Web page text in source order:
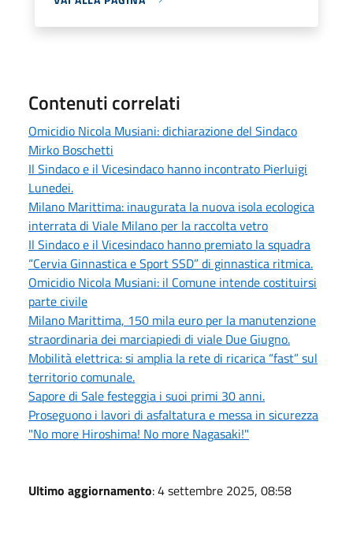
Contenuti correlati
Omicidio Nicola Musiani: dichiarazione del Sindaco
Mirko Boschetti
Il Sindaco e il Vicesindaco hanno incontrato Pierluigi
Lunedei.
Milano Marittima: inaugurata la nuova isola ecologica
interrata di Viale Milano per la raccolta vetro
Il Sindaco e il Vicesindaco hanno premiato la squadra
“Cervia Ginnastica e Sport SSD” di ginnastica ritmica.
Omicidio Nicola Musiani: il Comune intende costituirsi
parte civile
Milano Marittima, 150 mila euro per la manutenzione
straordinaria dei marciapiedi di viale Due Giugno.
Mobilità elettrica: si amplia la rete di ricarica “fast” sul
territorio comunale.
Sapore di Sale festeggia i suoi primi 30 anni.
Proseguono i lavori di asfaltatura e messa in sicurezza
"No more Hiroshima! No more Nagasaki!"
Ultimo aggiornamento: 4 settembre 2025, 08:58